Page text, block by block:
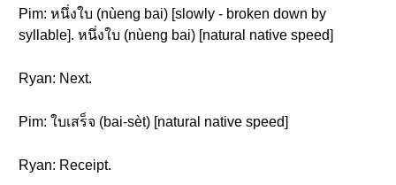
Pim: หนึ่งใบ (nùeng bai) [slowly - broken down by
syllable]. หนึ่งใบ (nùeng bai) [natural native speed]
Ryan: Next.
Pim: ใบเสร็จ (bai-sèt) [natural native speed]
Ryan: Receipt.